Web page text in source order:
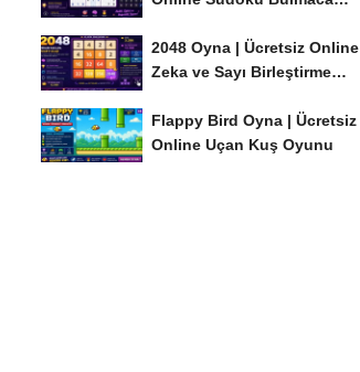
2048 Oyna | Ücretsiz Online
Zeka ve Sayı Birleştirme
Flappy Bird Oyna | Ücretsiz
Online Uçan Kuş Oyunu